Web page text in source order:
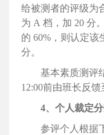
给被测者的评级为
为 A 档，加 20 分
的 60%，则认定该
分。
基本素质测评
12:00前由班长反馈
4、个人裁定
参评个人根据